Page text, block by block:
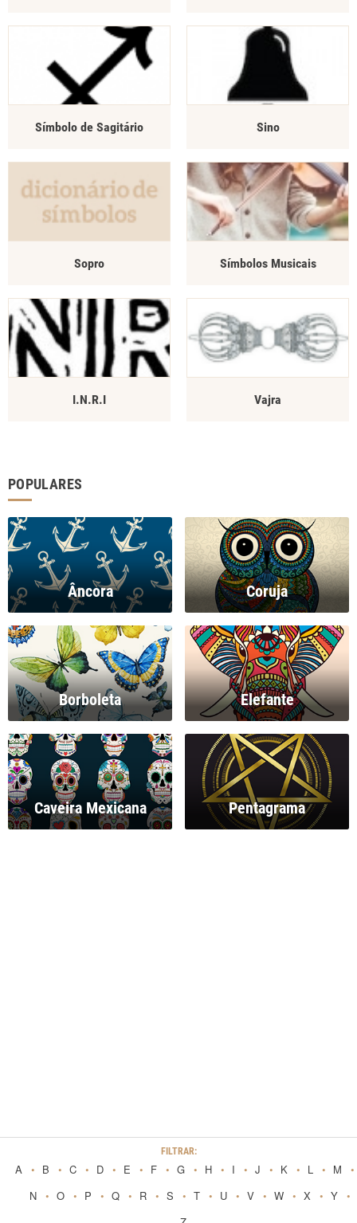
Símbolo de Sagitário Sino
Sopro Símbolos Musicais
I.N.R.I Vajra
POPULARES
Âncora Coruja
Borboleta Elefante
Caveira Mexicana Pentagrama
FILTRAR:
A B C D E F G H I J K L
M
N
O P Q R S T U V W X
Y